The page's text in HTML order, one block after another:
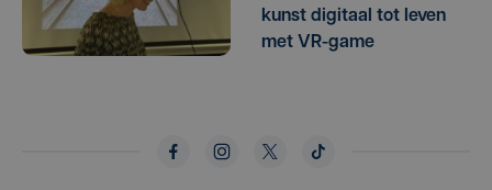
kunst digitaal tot leven
met VR-game